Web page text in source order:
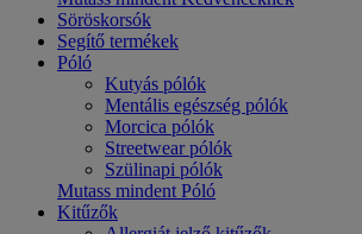
Söröskorsók
Segítő termékek
Póló
Kutyás pólók
Mentális egészség pólók
Morcica pólók
Streetwear pólók
Szülinapi pólók
Mutass mindent Póló
Kitűzők